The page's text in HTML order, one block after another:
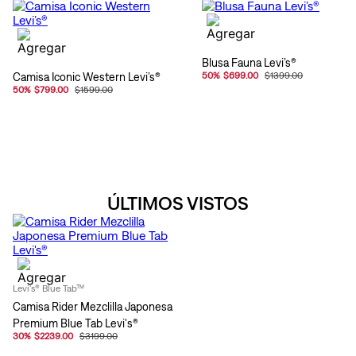
Camisa Iconic Western Levi’s®
50% $799.00 $1599.00
Blusa Fauna Levi’s®
50% $699.00 $1399.00
ÚLTIMOS VISTOS
Levi's® Blue Tab™
Camisa Rider Mezclilla Japonesa
Premium Blue Tab Levi's®
30% $2239.00 $3199.00